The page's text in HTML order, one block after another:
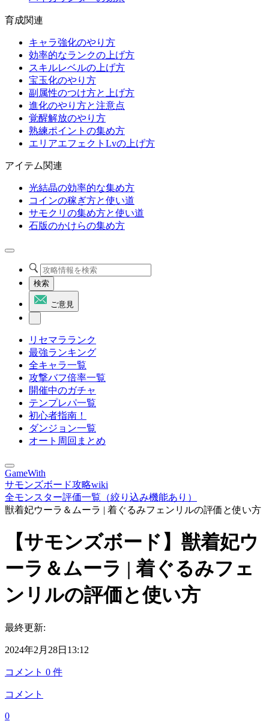
育成関連
キャラ強化のやり方
効率的なランクの上げ方
スキルレベルの上げ方
宝玉化のやり方
副属性のつけ方と上げ方
進化のやり方と注意点
覚醒解放のやり方
熟練ポイントの集め方
エリアエフェクトLvの上げ方
アイテム関連
光結晶の効率的な集め方
コインの稼ぎ方と使い道
サモクリの集め方と使い道
石版のかけらの集め方
検索
ご意見
リセマラランク
最強ランキング
全キャラ一覧
攻撃バフ倍率一覧
開催中のガチャ
テンプレパ一覧
初心者指南！
ダンジョン一覧
オート周回まとめ
GameWith
サモンズボード攻略wiki
全モンスター評価一覧（絞り込み機能あり）
獣着妃ウーラ＆ムーラ | 着ぐるみフェンリルの評価と使い方
【サモンズボード】獣着妃ウ
ーラ＆ムーラ | 着ぐるみフェ
ンリルの評価と使い方
最終更新:
2024年2月28日13:12
コメント 0 件
コメント
0